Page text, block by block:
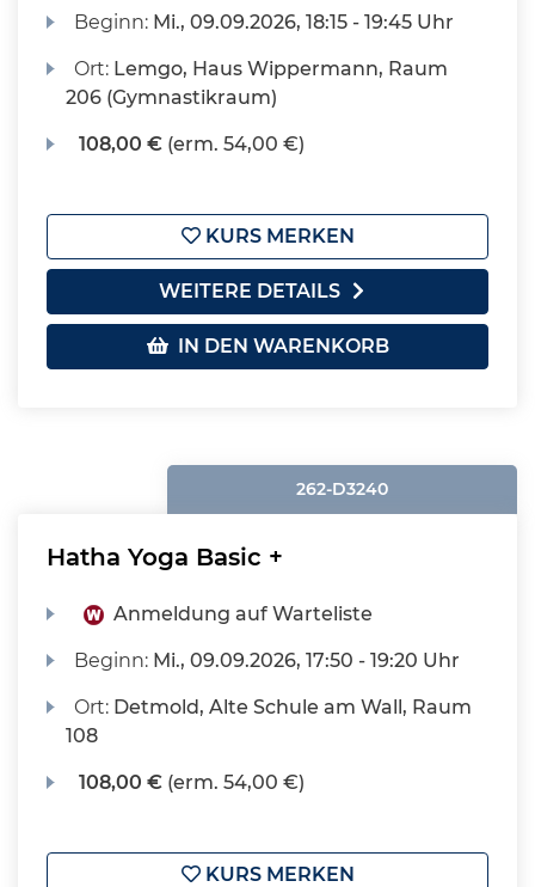
Beginn: Mi., 09.09.2026, 18:15 - 19:45 Uhr
Ort: Lemgo, Haus Wippermann, Raum
206 (Gymnastikraum)
108,00 € (erm. 54,00 €)
KURS MERKEN
WEITERE DETAILS
IN DEN WARENKORB
262-D3240
Hatha Yoga Basic +
Anmeldung auf Warteliste
Beginn: Mi., 09.09.2026, 17:50 - 19:20 Uhr
Ort: Detmold, Alte Schule am Wall, Raum
108
108,00 € (erm. 54,00 €)
KURS MERKEN